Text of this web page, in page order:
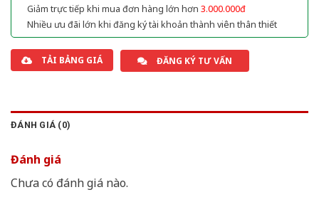
Giảm trực tiếp khi mua đơn hàng lớn hơn 3.000.000đ
Nhiều ưu đãi lớn khi đăng ký tài khoản thành viên thân thiết
TẢI BẢNG GIÁ ĐĂNG KÝ TƯ VẤN
ĐÁNH GIÁ (0)
Đánh giá
Chưa có đánh giá nào.